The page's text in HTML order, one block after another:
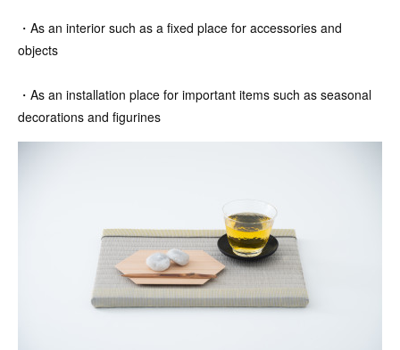
・As an interior such as a fixed place for accessories and
objects
・As an installation place for important items such as seasonal
decorations and figurines